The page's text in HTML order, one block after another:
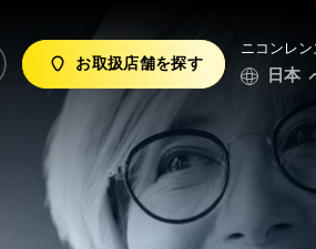
お取扱店舗を探す
ニコンレ
日本